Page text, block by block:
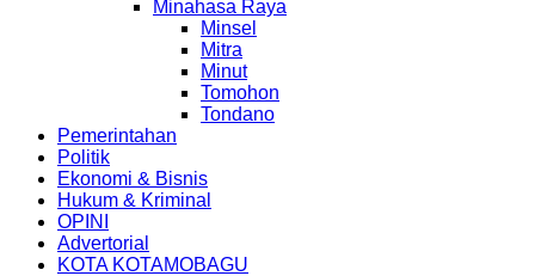
Minahasa Raya
Minsel
Mitra
Minut
Tomohon
Tondano
Pemerintahan
Politik
Ekonomi & Bisnis
Hukum & Kriminal
OPINI
Advertorial
KOTA KOTAMOBAGU